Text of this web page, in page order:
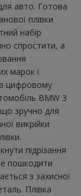
авто. Готова
плівки
набір
спростити, а
марок і
в цифровому
BMW 3
зручно для
викрійки
підрізання
пошкодити
з захисної
Плівка